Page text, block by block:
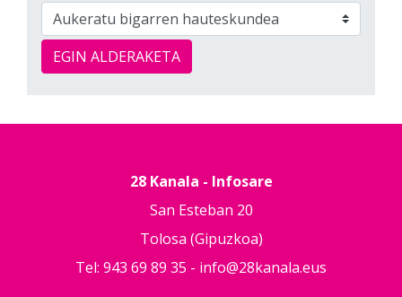
EGIN ALDERAKETA
28 Kanala - Infosare
San Esteban 20
Tolosa (Gipuzkoa)
Tel: 943 69 89 35 - info@28kanala.eus